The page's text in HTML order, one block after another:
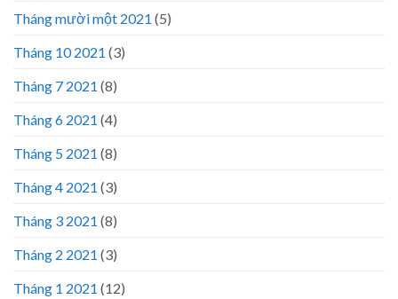
Tháng mười một 2021 (5)
Tháng 10 2021 (3)
Tháng 7 2021 (8)
Tháng 6 2021 (4)
Tháng 5 2021 (8)
Tháng 4 2021 (3)
Tháng 3 2021 (8)
Tháng 2 2021 (3)
Tháng 1 2021 (12)